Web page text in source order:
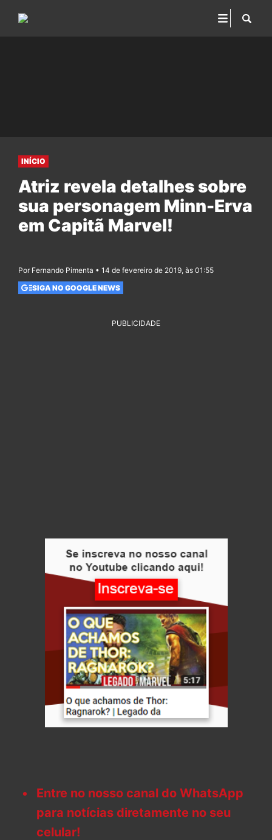
INÍCIO
Atriz revela detalhes sobre
sua personagem Minn-Erva
em Capitã Marvel!
Por Fernando Pimenta • 14 de fevereiro de 2019, às 01:55
SIGA NO GOOGLE NEWS
PUBLICIDADE
Entre no nosso canal do WhatsApp
para notícias diretamente no seu
celular!